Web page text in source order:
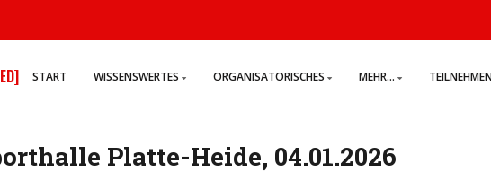
START WISSENSWERTES ORGANISATORISCHES MEHR...
Platte-Heide, 04.01.2026